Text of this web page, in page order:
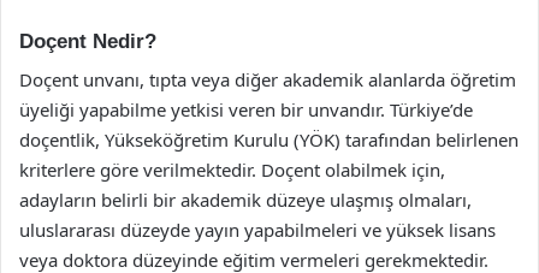
Doçent Nedir?
Doçent unvanı, tıpta veya diğer akademik alanlarda öğretim
üyeliği yapabilme yetkisi veren bir unvandır. Türkiye’de
doçentlik, Yükseköğretim Kurulu (YÖK) tarafından belirlenen
kriterlere göre verilmektedir. Doçent olabilmek için,
adayların belirli bir akademik düzeye ulaşmış olmaları,
uluslararası düzeyde yayın yapabilmeleri ve yüksek lisans
veya doktora düzeyinde eğitim vermeleri gerekmektedir.